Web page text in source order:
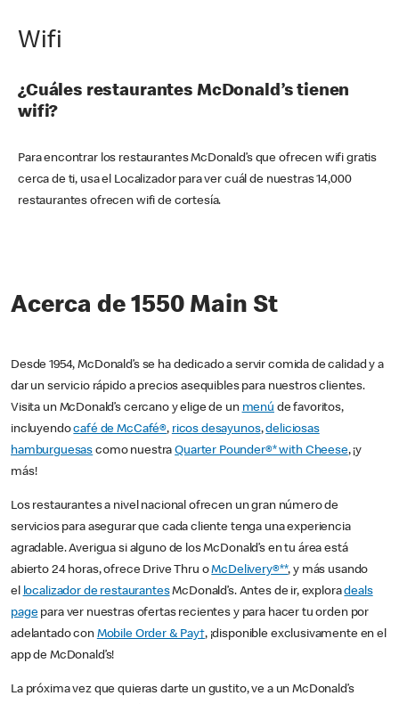
Wifi
¿Cuáles restaurantes McDonald’s tienen
wifi?
Para encontrar los restaurantes McDonald’s que ofrecen wifi gratis
cerca de ti, usa el Localizador para ver cuál de nuestras 14,000
restaurantes ofrecen wifi de cortesía.
Acerca de 1550 Main St
Desde 1954, McDonald’s se ha dedicado a servir comida de calidad y a
dar un servicio rápido a precios asequibles para nuestros clientes.
Visita un McDonald’s cercano y elige de un menú de favoritos,
incluyendocafé de McCafé®, ricos desayunos,deliciosas
hamburguesas como nuestraQuarter Pounder®* with Cheese, ¡y
más!
Los restaurantes a nivel nacional ofrecen un gran número de
servicios para asegurar que cada cliente tenga una experiencia
agradable. Averigua si alguno de los McDonald’s en tu área está
abierto 24 horas, ofrece Drive Thru oMcDelivery®**, y más usando
el localizador de restaurantesMcDonald’s. Antes de ir, exploradeals
pagepara ver nuestras ofertas recientes y para hacer tu orden por
adelantado con Mobile Order & Pay†, ¡disponible exclusivamente en el
app de McDonald’s!
La próxima vez que quieras darte un gustito, ve a un McDonald’s